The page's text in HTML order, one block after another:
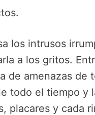
los intrusos
a los gritos.
de amenazas de
todo el tiempo y
placares y cada